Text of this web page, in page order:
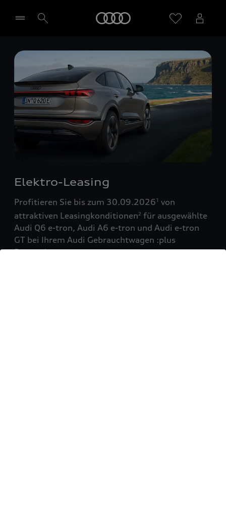
Händler wählen
Elektro-Leasing
Profitieren Sie bis zum 30.09.20261 von
attraktiven Leasingkonditionen2 für ausgewählte
Audi Q6 e-tron, Audi A6 e-tron und Audi e-tron
GT bei Ihrem Audi Gebrauchtwagen :plus
Partner!